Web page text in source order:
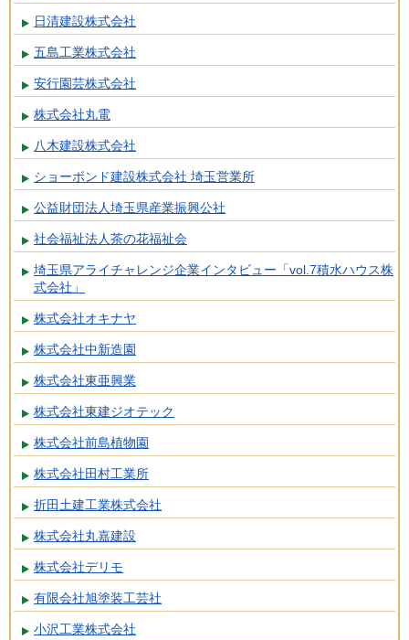
日清建設株式会社
五島工業株式会社
安行園芸株式会社
株式会社丸電
八木建設株式会社
ショーボンド建設株式会社 埼玉営業所
公益財団法人埼玉県産業振興公社
社会福祉法人茶の花福祉会
埼玉県アライチャレンジ企業インタビュー「vol.7積水ハウス株
式会社」
株式会社オキナヤ
株式会社中新造園
株式会社東亜興業
株式会社東建ジオテック
株式会社前島植物園
株式会社田村工業所
折田土建工業株式会社
株式会社丸嘉建設
株式会社デリモ
有限会社旭塗装工芸社
小沢工業株式会社